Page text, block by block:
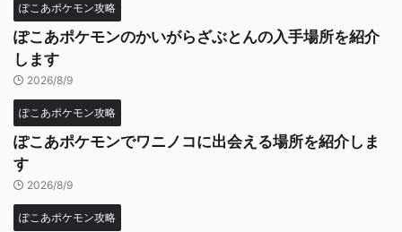
ぽこあポケモン攻略
ぽこあポケモンのかいがらざぶとんの入手場所を紹介
します
2026/8/9
ぽこあポケモン攻略
ぽこあポケモンでワニノコに出会える場所を紹介しま
す
2026/8/9
ぽこあポケモン攻略